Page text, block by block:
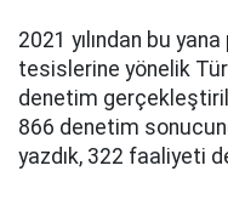
2021 yılından bu
tesislerine yönelik
denetim
866 denetim
yazdık, 322 faaliyeti